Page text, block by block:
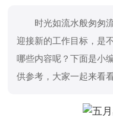
时光如流水般匆匆流
迎接新的工作目标，是
哪些内容呢？下面是小
供参考，大家一起来看看